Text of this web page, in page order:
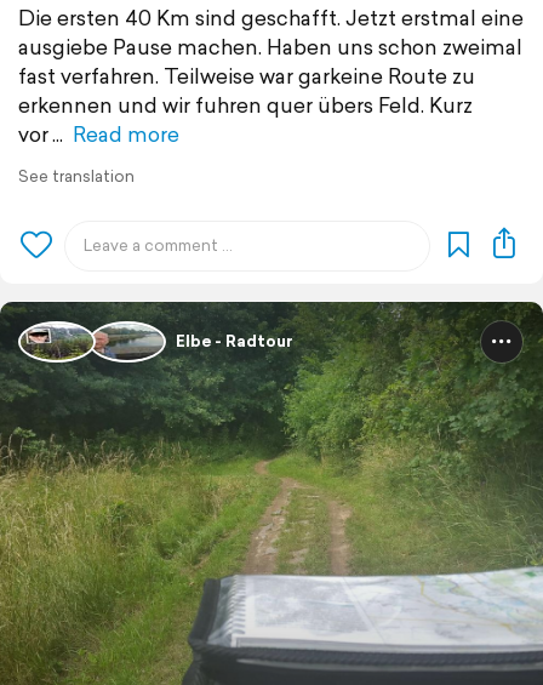
Die ersten 40 Km sind geschafft. Jetzt erstmal eine
ausgiebe Pause machen. Haben uns schon zweimal
fast verfahren. Teilweise war garkeine Route zu
erkennen und wir fuhren quer übers Feld. Kurz
vor
Read more
See translation
Elbe - Radtour